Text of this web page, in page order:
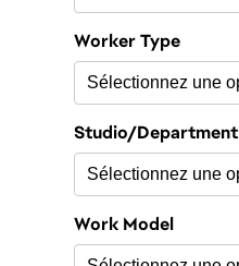
Worker Type
Studio/Department
Work Model